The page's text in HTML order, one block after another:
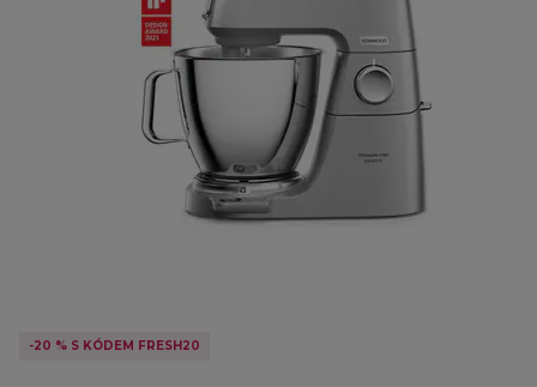
-20 % S KÓDEM FRESH20